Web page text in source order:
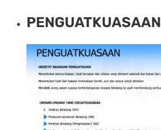
PENGUATKUASAAN